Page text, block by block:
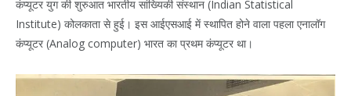
कंप्यूटर युग की शुरुआत भारतीय सांख्यिकी संस्थान (Indian Statistical
Institute) कोलकाता से हुई। इस आईएसआई में स्थापित होने वाला पहला एनालॉग
कंप्यूटर (Analog computer) भारत का प्रथम कंप्यूटर था।